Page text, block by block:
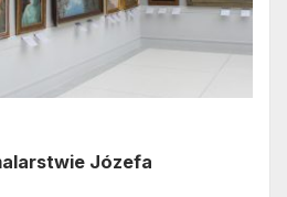
Józefa